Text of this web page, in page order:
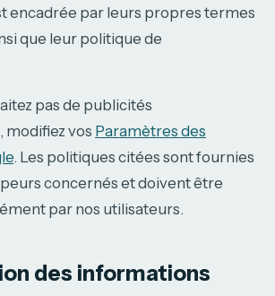
encadrée par leurs propres termes
que leur politique de
pas de publicités
modifiez vos Paramètres des
. Les politiques citées sont fournies
concernés et doivent être
par nos utilisateurs.
des informations